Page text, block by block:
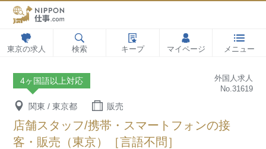
東京の求人 検索 キープ マイページ メニュー
4ヶ国語以上対応
外国人求人
No.31619
関東 / 東京都 販売
店舗スタッフ/携帯・スマートフォンの接
客・販売（東京）［言語不問］